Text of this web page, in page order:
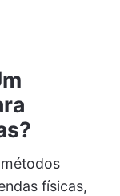
físicas,